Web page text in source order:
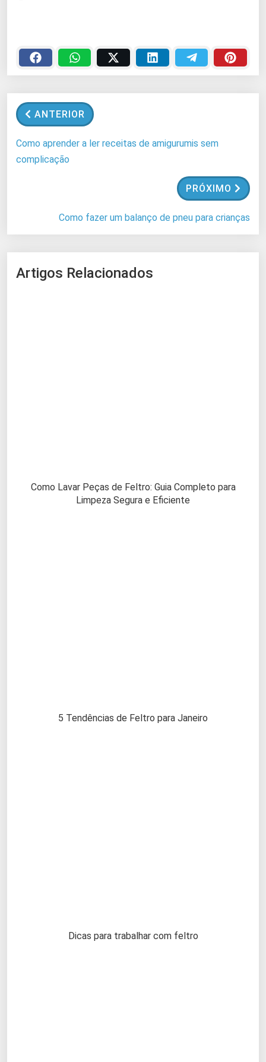
e
g
n
d
ANTERIOR
Como aprender a ler receitas de amigurumis sem
complicação
PRÓXIMO
Como fazer um balanço de pneu para crianças
Artigos Relacionados
Como Lavar Peças de Feltro: Guia Completo para
Limpeza Segura e Eficiente
5 Tendências de Feltro para Janeiro
Dicas para trabalhar com feltro